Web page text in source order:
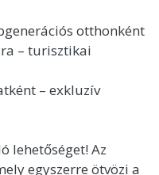
otthonként
– turisztikai
– exkluzív
lehetőséget! Az
egyszerre ötvözi a